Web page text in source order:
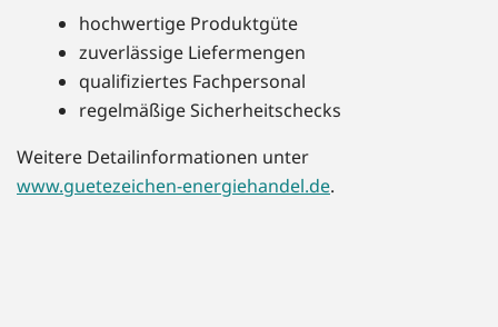
hochwertige Produktgüte
zuverlässige Liefermengen
qualifiziertes Fachpersonal
regelmäßige Sicherheitschecks
Weitere Detailinformationen unter
www.guetezeichen-energiehandel.de.